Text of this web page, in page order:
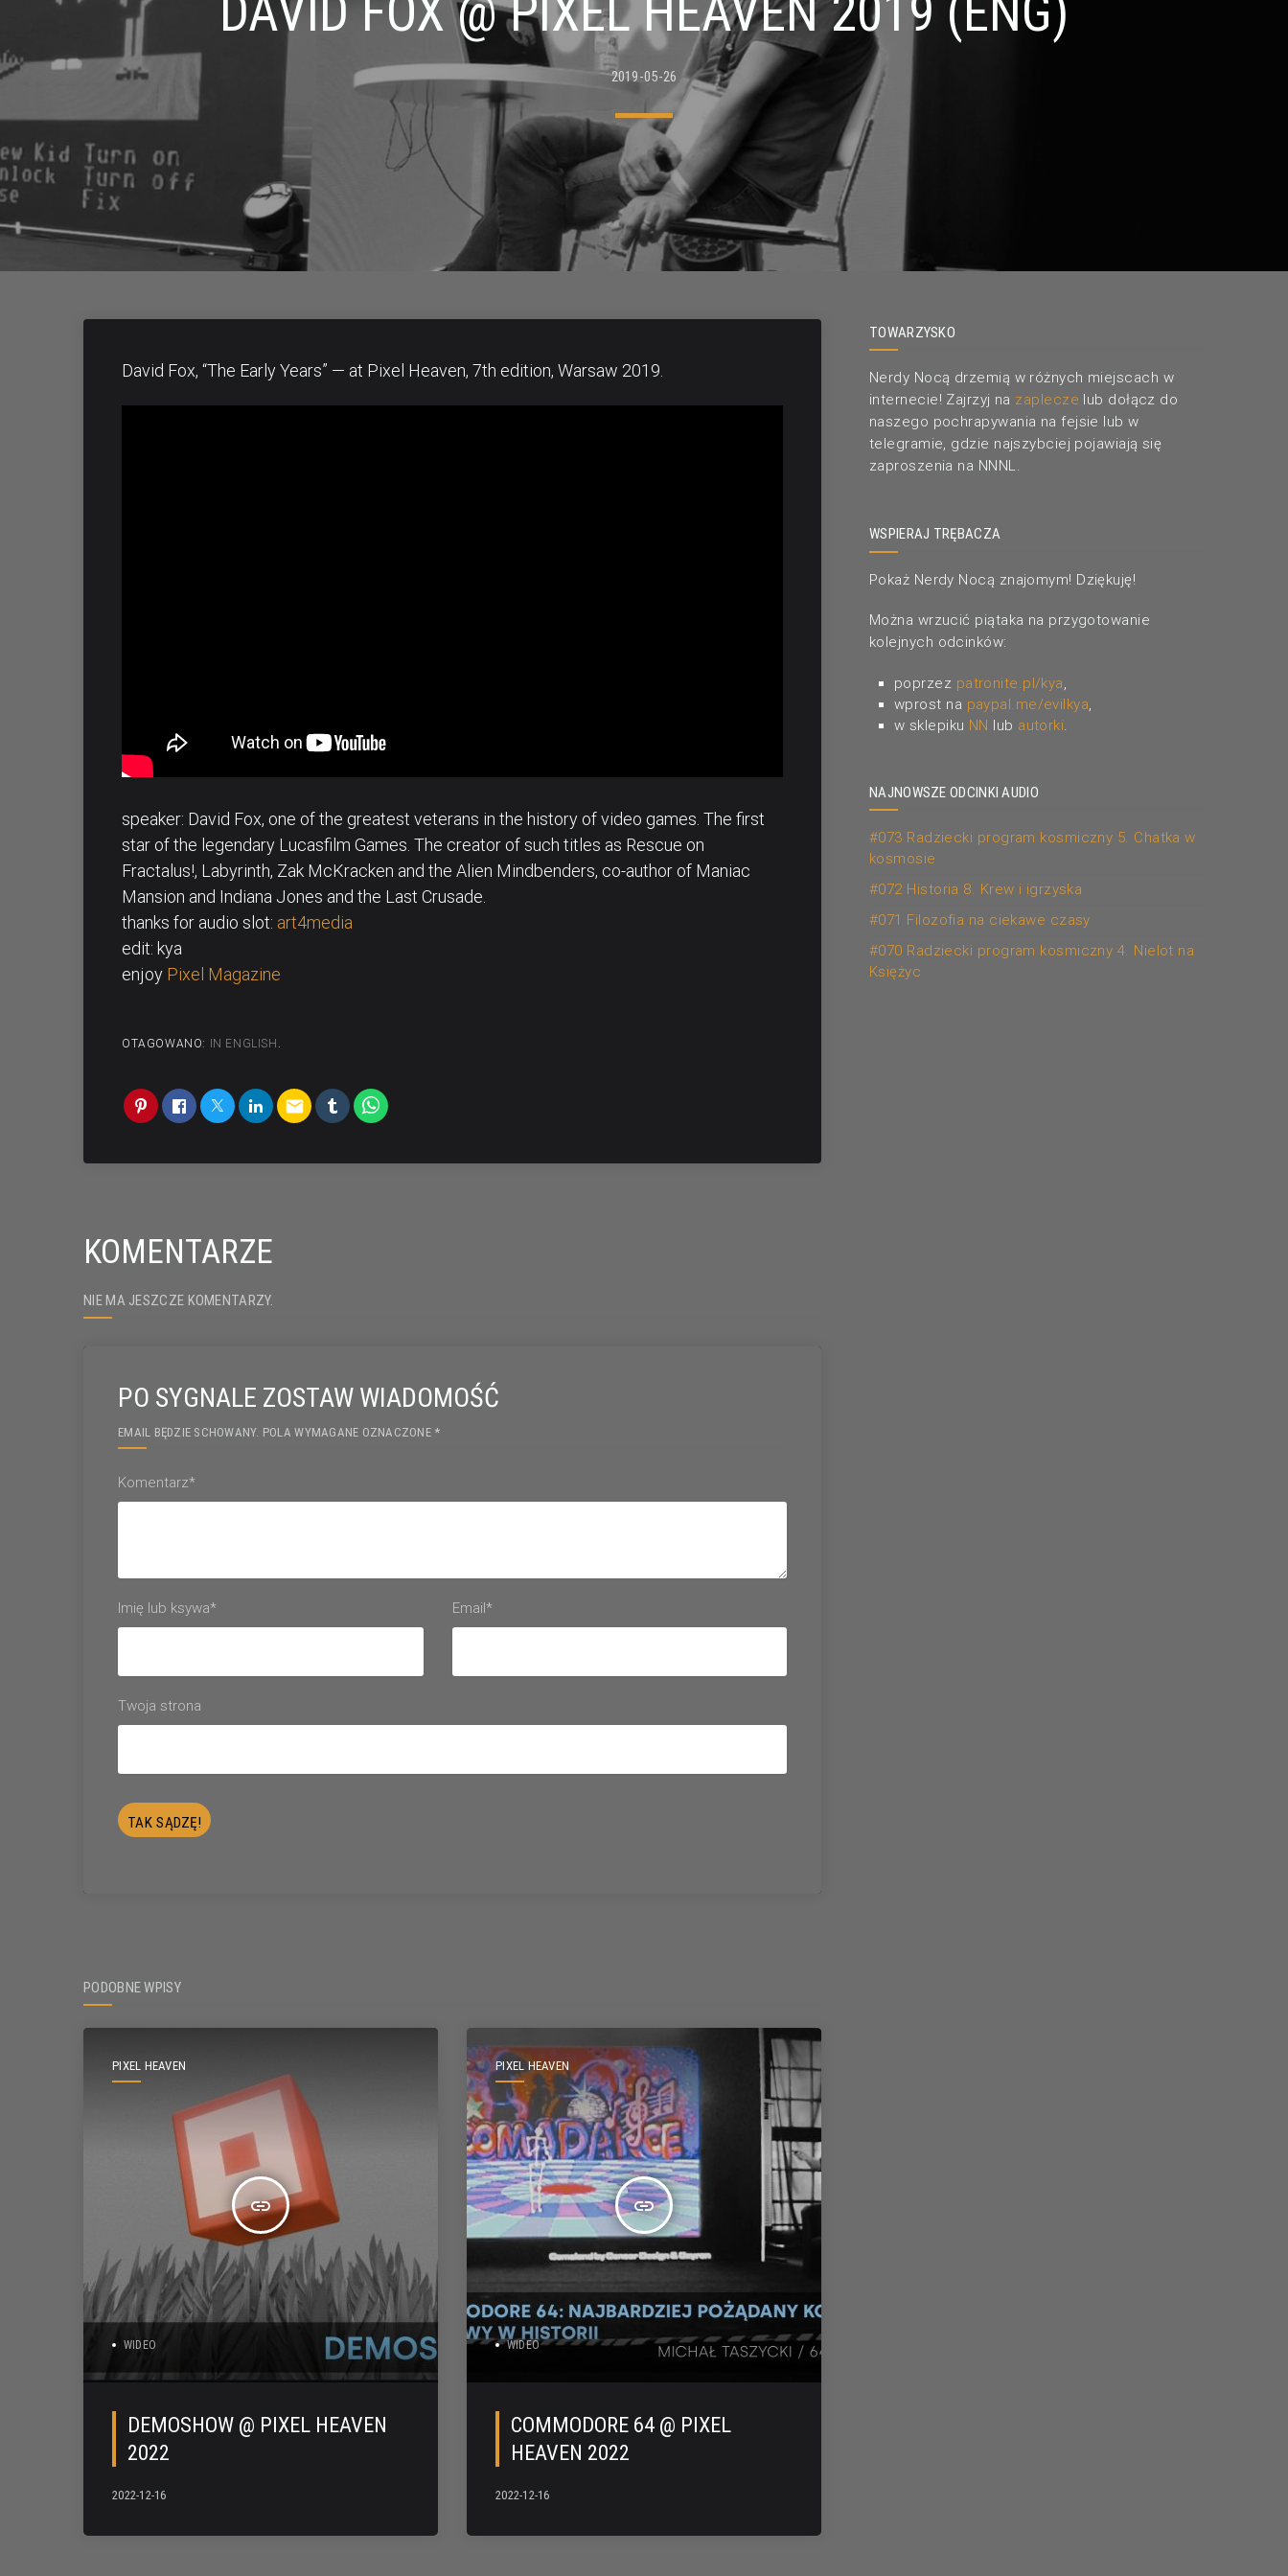
2019-05-26
David Fox, “The Early Years” — at Pixel Heaven, 7th edition, Warsaw 2019.
speaker: David Fox, one of the greatest veterans in the history of video games. The first
star of the legendary Lucasfilm Games. The creator of such titles as Rescue on
Fractalus!, Labyrinth, Zak McKracken and the Alien Mindbenders, co-author of Maniac
Mansion and Indiana Jones and the Last Crusade.
thanks for audio slot: art4media
edit: kya
enjoy Pixel Magazine
OTAGOWANO: IN ENGLISH .
email
KOMENTARZE
NIE MA JESZCZE KOMENTARZY.
PO SYGNALE ZOSTAW WIADOMOŚĆ
EMAIL BĘDZIE SCHOWANY. POLA WYMAGANE OZNACZONE *
Komentarz*
Imię lub ksywa* Email*
Twoja strona
PODOBNE WPISY
PIXEL HEAVEN
insert_link
WIDEO
DEMOSHOW @ PIXEL HEAVEN
2022
2022-12-16
PIXEL HEAVEN
insert_link
WIDEO
COMMODORE 64 @ PIXEL
HEAVEN 2022
2022-12-16
TOWARZYSKO
Nerdy Nocą drzemią w różnych miejscach w
internecie! Zajrzyj na zaplecze lub dołącz do
naszego pochrapywania na fejsie lub w
telegramie, gdzie najszybciej pojawiają się
zaproszenia na NNNL.
WSPIERAJ TRĘBACZA
Pokaż Nerdy Nocą znajomym! Dziękuję!
Można wrzucić piątaka na przygotowanie
kolejnych odcinków:
poprzez patronite.pl/kya
wprost na paypal.me/evilkya
w sklepiku NN lub autorki
NAJNOWSZE ODCINKI AUDIO
#073 Radziecki program kosmiczny 5. Chatka w
kosmosie
#072 Historia 8. Krew i igrzyska
#071 Filozofia na ciekawe czasy
#070 Radziecki program kosmiczny 4. Nielot na
Księżyc